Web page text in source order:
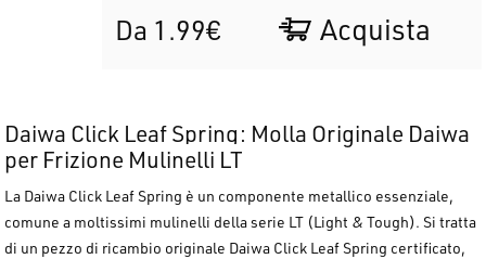
Da 1.99€ Acquista
Daiwa Click Leaf Spring: Molla Originale Daiwa
per Frizione Mulinelli LT
La Daiwa Click Leaf Spring è un componente metallico essenziale,
comune a moltissimi mulinelli della serie LT (Light & Tough). Si tratta
di un pezzo di ricambio originale Daiwa Click Leaf Spring certificato,